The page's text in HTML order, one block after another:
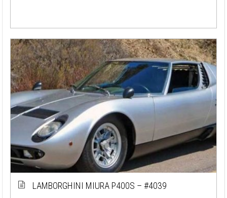
LAMBORGHINI MIURA P400S – #4039